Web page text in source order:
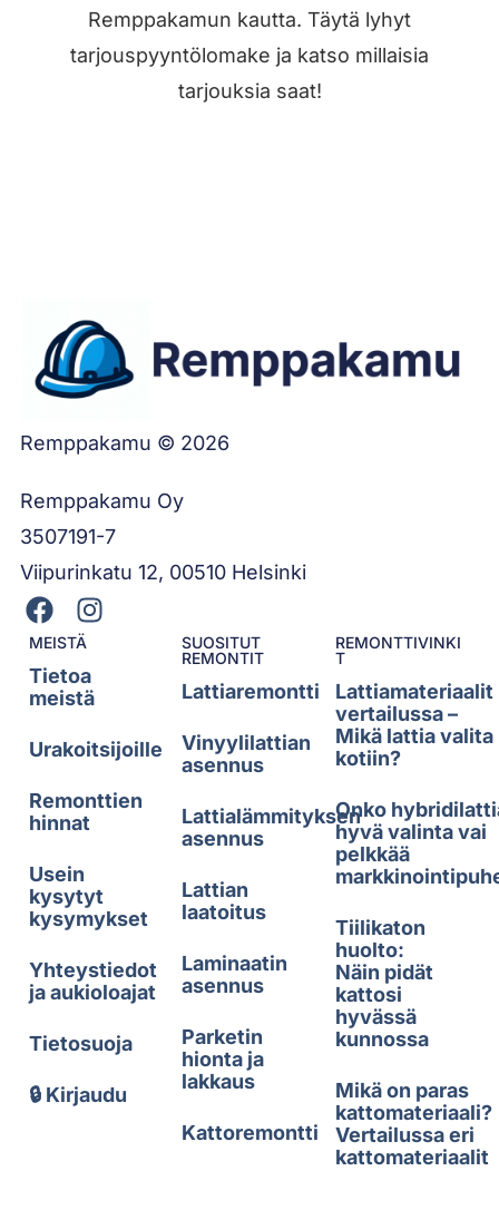
Remppakamun kautta. Täytä lyhyt
tarjouspyyntölomake ja katso millaisia
tarjouksia saat!
Remppakamu © 2026
Remppakamu Oy
3507191-7
Viipurinkatu 12, 00510 Helsinki
MEISTÄ
Tietoa
meistä
Urakoitsijoille
Remonttien
hinnat
Usein
kysytyt
kysymykset
Yhteystiedot
ja aukioloajat
Tietosuoja
🔒 Kirjaudu
SUOSITUT
REMONTIT
Lattiaremontti
Vinyylilattian
asennus
Lattialämmityksen
asennus
Lattian
laatoitus
Laminaatin
asennus
Parketin
hionta ja
lakkaus
Kattoremontti
REMONTTIVINKI
T
Lattiamateriaalit
vertailussa –
Mikä lattia valita
kotiin?
Onko
hyvä valinta vai
pelkkää
Tiilikaton
huolto:
Näin pidät
kattosi
hyvässä
kunnossa
Mikä on paras
kattomateriaali?
Vertailussa eri
kattomateriaalit